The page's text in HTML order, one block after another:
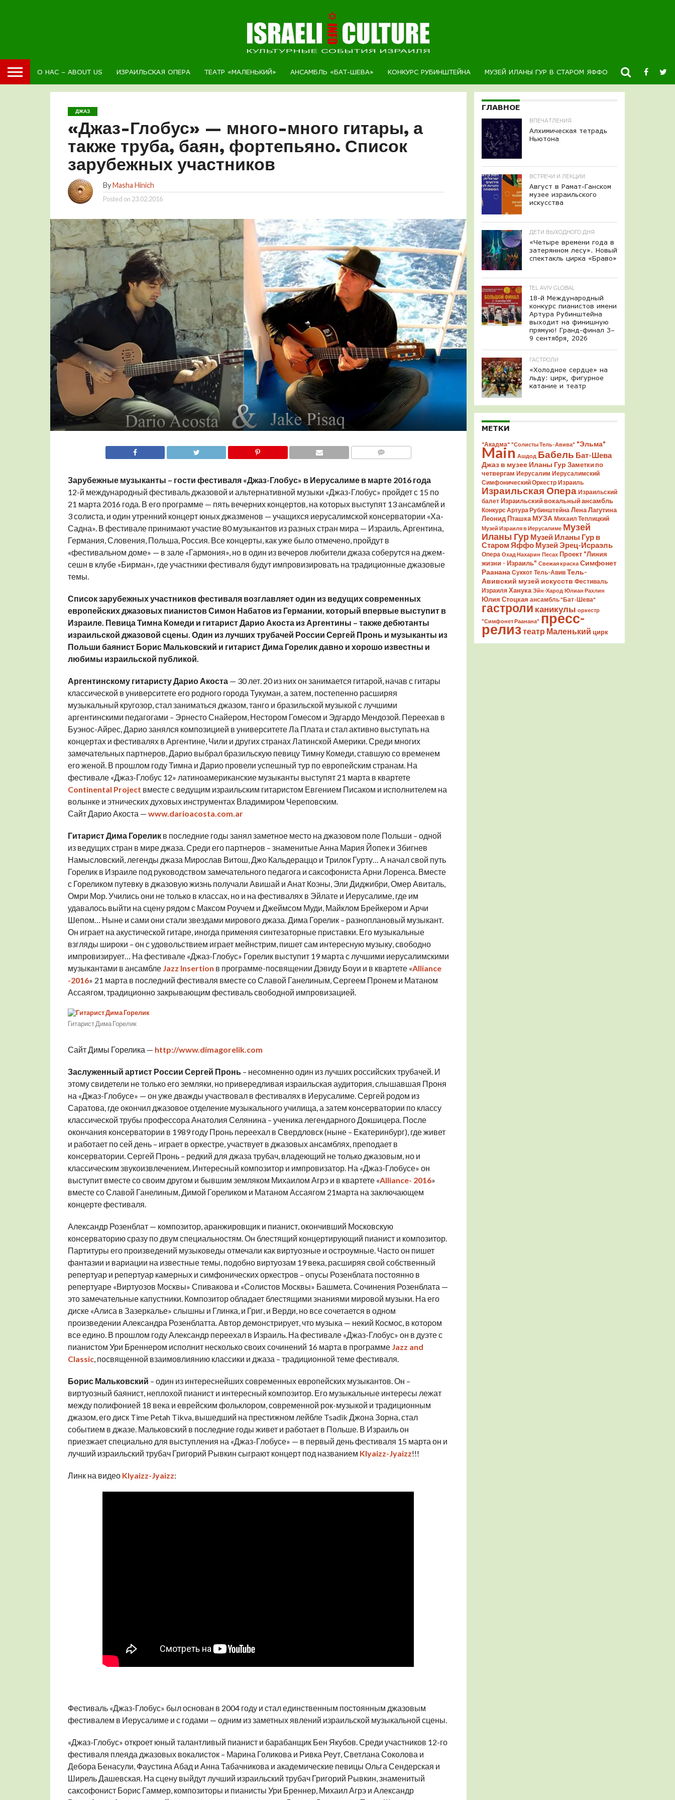
О НАС – ABOUT US ИЗРАИЛЬСКАЯ ОПЕРА ТЕАТР «МАЛЕНЬКИЙ» АНСАМБЛЬ «БАТ-ШЕВА» КОНКУРС РУБИНШТЕЙНА МУЗЕЙ ИЛАНЫ ГУР В СТАРОМ ЯФФО НОВОСТИ
ДЖАЗ
«Джаз-Глобус» — много-много гитары, а
также труба, баян, фортепьяно. Список
зарубежных участников
ByMasha Hinich
Posted on 23.02.2016
Зарубежные музыканты – гости фестиваля «Джаз-Глобус» в Иерусалиме в марте 2016 года
12-й международный фестиваль джазовой и альтернативной музыки «Джаз-Глобус» пройдет с 15 по
21 марта 2016 года. В его программе — пять вечерних концертов, на которых выступят 13 ансамблей и
3 солиста, и один утренний концерт юных джазменов — учащихся иерусалимской консерватории «Ха-
Садна». В фестивале принимают участие 80 музыкантов из разных стран мира — Израиль, Аргентина,
Германия, Словения, Польша, Россия. Все концерты, как уже было отмечено, пройдут в
«фестивальном доме» — в зале «Гармония», но в один из вечеров любители джаза соберутся на джем-
сешн в клубе «Бирман», где участники фестиваля будут импровизировать на традиционные джазовые
темы.
Список зарубежных участников фестиваля возглавляет один из ведущих современных
европейских джазовых пианистов Симон Набатов из Германии, который впервые выступит в
Израиле. Певица Тимна Комеди и гитарист Дарио Акоста из Аргентины – также дебютанты
израильской джазовой сцены. Один из лучших трубачей России Сергей Пронь и музыканты из
Польши баянист Борис Мальковский и гитарист Дима Горелик давно и хорошо известны и
любимы израильской публикой.
Аргентинскому гитаристу Дарио Акоста— 30 лет. 20 из них он занимается гитарой, начав с гитары
классической в университете его родного города Тукуман, а затем, постепенно расширяя
музыкальный кругозор, стал заниматься джазом, танго и бразильской музыкой с лучшими
аргентинскими педагогами – Эрнесто Снайером, Нестором Гомесом и Эдгардо Мендозой. Переехав в
Буэнос-Айрес, Дарио занялся композицией в университете Ла Плата и стал активно выступать на
концертах и фестивалях в Аргентине, Чили и других странах Латинской Америки. Среди многих
замечательных партнеров, Дарио выбрал бразильскую певицу Тимну Комеди, ставшую со временем
его женой. В прошлом году Тимна и Дарио провели успешный тур по европейским странам. На
фестивале «Джаз-Глобус 12» латиноамериканские музыканты выступят 21 марта в квартете
Continental Project вместе с ведущим израильским гитаристом Евгением Писаком и исполнителем на
волынке и этнических духовых инструментах Владимиром Череповским.
Сайт Дарио Акоста — www.darioacosta.com.ar
Гитарист Дима Гореликв последние годы занял заметное место на джазовом поле Польши – одной
из ведущих стран в мире джаза. Среди его партнеров – знаменитые Анна Мария Йопек и Збигнев
Намысловский, легенды джаза Мирослав Витош, Джо Кальдераццо и Трилок Гурту… А начал свой путь
Горелик в Израиле под руководством замечательного педагога и саксофониста Арни Лоренса. Вместе
с Гореликом путевку в джазовую жизнь получали Авишай и Анат Коэны, Эли Диджибри, Омер Авиталь,
Омри Мор. Учились они не только в классах, но и на фестивалях в Эйлате и Иерусалиме, где им
удавалось выйти на сцену рядом с Максом Роучем и Джеймсом Муди, Майклом Брейкером и Арчи
Шепом… Ныне и сами они стали звездами мирового джаза. Дима Горелик – разноплановый музыкант.
Он играет на акустической гитаре, иногда применяя синтезаторные приставки. Его музыкальные
взгляды широки – он с удовольствием играет мейнстрим, пишет сам интересную музыку, свободно
импровизирует… На фестивале «Джаз-Глобус» Горелик выступит 19 марта с лучшими иерусалимскими
музыкантами в ансамбле Jazz Insertion в программе-посвящении Дэвиду Боуи и в квартете «Alliance
-2016» 21 марта в последний фестиваля вместе со Славой Ганелиным, Сергеем Пронем и Матаном
Ассаягом, традиционно закрывающим фестиваль свободной импровизацией.
Гитарист Дима Горелик
Сайт Димы Горелика — http://www.dimagorelik.com
Заслуженный артист России Сергей Пронь– несомненно один из лучших российских трубачей. И
этому свидетели не только его земляки, но привередливая израильская аудитория, слышавшая Проня
на «Джаз-Глобусе» — он уже дважды участвовал в фестивалях в Иерусалиме. Сергей родом из
Саратова, где окончил джазовое отделение музыкального училища, а затем консерватории по классу
классической трубы профессора Анатолия Селянина – ученика легендарного Докшицера. После
окончания консерватории в 1989 году Пронь переехал в Свердловск (ныне – Екатеринбург), где живет
и работает по сей день – играет в оркестре, участвует в джазовых ансамблях, преподает в
консерватории. Сергей Пронь – редкий для джаза трубач, владеющий не только джазовым, но и
классическим звукоизвлечением. Интересный композитор и импровизатор. На «Джаз-Глобусе» он
выступит вместе со своим другом и бывшим земляком Михаилом Агрэ и в квартете «Alliance- 2016»
вместе со Славой Ганелиным, Димой Гореликом и Матаном Ассаягом 21марта на заключающем
концерте фестиваля.
Александр Розенблат — композитор, аранжировщик и пианист, окончивший Московскую
консерваторию сразу по двум специальностям. Он блестящий концертирующий пианист и композитор.
Партитуры его произведений музыковеды отмечали как виртуозные и остроумные. Часто он пишет
фантазии и вариации на известные темы, подобно виртуозам 19 века, расширяя свой собственный
репертуар и репертуар камерных и симфонических оркестров – опусы Розенблата постоянно в
репертуаре «Виртуозов Москвы» Спивакова и «Солистов Москвы» Башмета. Сочинения Розенблата —
это замечательные капустники. Композитор обладает блестящими знаниями мировой музыки. На его
диске «Алиса в Зазеркалье» слышны и Глинка, и Григ, и Верди, но все сочетается в одном
произведении Александра Розенблатта. Автор демонстрирует, что музыка — некий Космос, в котором
все едино. В прошлом году Александр переехал в Израиль. На фестивале «Джаз-Глобус» он в дуэте с
пианистом Ури Бреннером исполнит несколько своих сочинений 16 марта в программе Jazz and
Classic, посвященной взаимовлиянию классики и джаза – традиционной теме фестиваля.
Борис Мальковский – один из интереснейших современных европейских музыкантов. Он –
виртуозный баянист, неплохой пианист и интересный композитор. Его музыкальные интересы лежат
между полифонией 18 века и еврейским фольклором, современной рок-музыкой и традиционным
джазом, его диск Time Petah Tikva, вышедший на престижном лейбле Tsadik Джона Зорна, стал
событием в джазе. Мальковский в последние годы живет и работает в Польше. В Израиль он
приезжает специально для выступления на «Джаз-Глобусе» — в первый день фестиваля 15 марта он и
лучший израильский трубач Григорий Рывкин сыграют концерт под названием Klyaizz-Jyaizz!!!
Линк на видео Klyaizz-Jyaizz:
Фестиваль «Джаз-Глобус» был основан в 2004 году и стал единственным постоянным джазовым
фестивалем в Иерусалиме и с годами — одним из заметных явлений израильской музыкальной сцены.
«Джаз-Глобус» откроет юный талантливый пианист и барабанщик Бен Якубов. Среди участников 12-го
фестиваля плеяда джазовых вокалисток – Марина Голикова и Ривка Реут, Светлана Соколова и
Дебора Бенасули, Фаустина Абад и Анна Табачникова и академические певицы Ольга Сендерская и
Ширель Дашевская. На сцену выйдут лучший израильский трубач Григорий Рывкин, знаменитый
саксофонист Борис Гаммер, композиторы и пианисты Ури Бреннер, Михаил Агрэ и Александр
ГЛАВНОЕ
ВПЕЧАТЛЕНИЯ
Алхимическая тетрадь
Ньютона
ВСТРЕЧИ И ЛЕКЦИИ
Август в Рамат-Ганском
музее израильского
искусства
ДЕТИ ВЫХОДНОГО ДНЯ
«Четыре времени года в
затерянном лесу». Новый
спектакль цирка «Браво»
TEL AVIV GLOBAL
18-й Международный
конкурс пианистов имени
Артура Рубинштейна
выходит на финишную
прямую! Гранд-финал 3–
9 сентября, 2026
ГАСТРОЛИ
«Холодное сердце» на
льду: цирк, фигурное
катание и театр
МЕТКИ
"Акадма" "Солисты Тель-Авива" "Эльма"
Main Ашдод Бабель Бат-Шева
Джаз в музее Иланы Гур Заметки по
четвергам Иерусалим Иерусалимский
Симфонический Оркестр Израиль
Израильская Опера Израильский
балет Израильский вокальный ансамбль
Конкурс Артура Рубинштейна Лена Лагутина
Леонид Пташка МУЗА Михаил Теплицкий
Музей Израиля в Иерусалиме Музей
Иланы Гур Музей Иланы Гур в
Старом Яффо Музей Эрец-Исраэль
Опера Охад Нахарин Песах Проект "Линия
жизни - Израиль" Свежая краска Симфонет
Раанана Суккот Тель-Авив Тель-
Авивский музей искусств Фестиваль
Израиля Ханука Эйн-Харод Юлиан Рахлин
Юлия Стоцкая ансамбль "Бат-Шева"
гастроли каникулы оркестр
"Симфонет Раанана" пресс-
релизтеатр Маленький цирк